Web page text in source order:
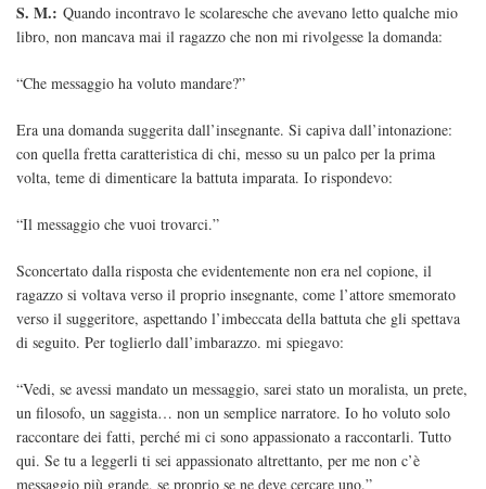
S. M.: Quando incontravo le scolaresche che avevano letto qualche mio
libro, non mancava mai il ragazzo che non mi rivolgesse la domanda:
“Che messaggio ha voluto mandare?”
Era una domanda suggerita dall’insegnante. Si capiva dall’intonazione:
con quella fretta caratteristica di chi, messo su un palco per la prima
volta, teme di dimenticare la battuta imparata. Io rispondevo:
“Il messaggio che vuoi trovarci.”
Sconcertato dalla risposta che evidentemente non era nel copione, il
ragazzo si voltava verso il proprio insegnante, come l’attore smemorato
verso il suggeritore, aspettando l’imbeccata della battuta che gli spettava
di seguito. Per toglierlo dall’imbarazzo. mi spiegavo:
“Vedi, se avessi mandato un messaggio, sarei stato un moralista, un prete,
un filosofo, un saggista… non un semplice narratore. Io ho voluto solo
raccontare dei fatti, perché mi ci sono appassionato a raccontarli. Tutto
qui. Se tu a leggerli ti sei appassionato altrettanto, per me non c’è
messaggio più grande, se proprio se ne deve cercare uno.”